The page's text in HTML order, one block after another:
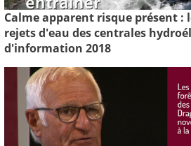
Calme apparent risque présent :
rejets d'eau des centrales
d'information 2018